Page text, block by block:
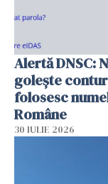
Alertă DNSC:
golește
folosesc
Române
30 IULIE 2026